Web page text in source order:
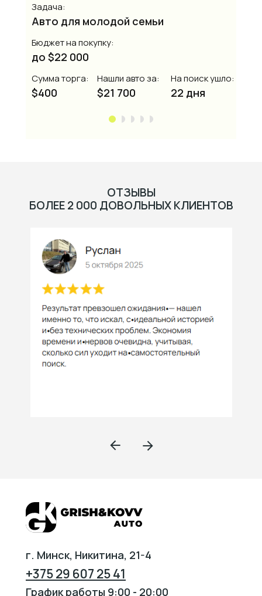
На поиск ушло:
22 дня
Сумма торга:
$400
Нашли авто за:
$21 700
Бюджет на покупку:
до $22 000
Задача:
Авто для молодой семьи
ОТЗЫВЫ
БОЛЕЕ 2 000 ДОВОЛЬНЫХ КЛИЕНТОВ
График работы 9:00 - 20:00
г. Минск, Никитина, 21-4
+375 29 607 25 41